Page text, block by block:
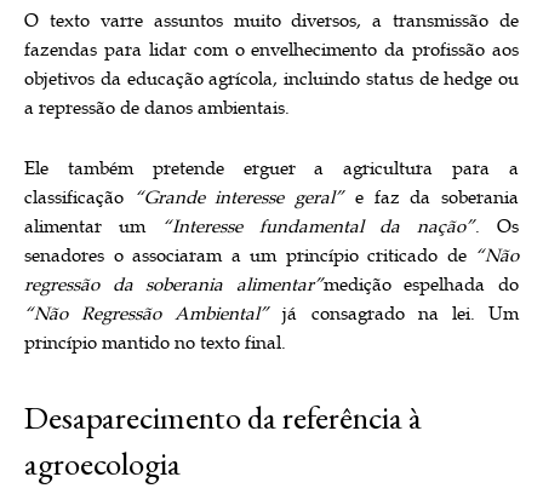
O texto varre assuntos muito diversos, a transmissão de
fazendas para lidar com o envelhecimento da profissão aos
objetivos da educação agrícola, incluindo status de hedge ou
a repressão de danos ambientais.
Ele também pretende erguer a agricultura para a
classificação “Grande interesse geral” e faz da soberania
alimentar um
“Interesse fundamental da nação”. Os
senadores o associaram a um princípio criticado de “Não
regressão da soberania alimentar”medição espelhada do
“Não Regressão Ambiental”já consagrado na lei. Um
princípio mantido no texto final.
Desaparecimento da referência à
agroecologia